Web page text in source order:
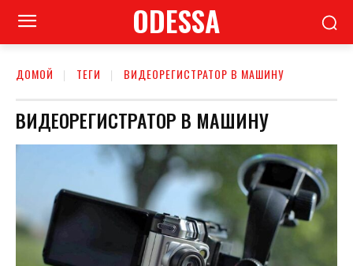
ODESSA
ДОМОЙ ТЕГИ ВИДЕОРЕГИСТРАТОР В МАШИНУ
ВИДЕОРЕГИСТРАТОР В МАШИНУ